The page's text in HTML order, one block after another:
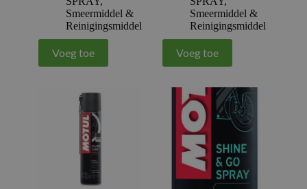
Smeermiddel &
Reinigingsmiddel
Voeg toe
Smeermiddel &
Reinigingsmiddel
Voeg toe